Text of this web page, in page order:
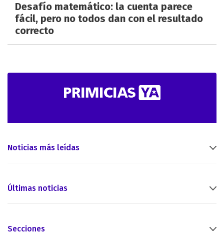
Desafío matemático: la cuenta parece
fácil, pero no todos dan con el resultado
correcto
Noticias más leídas
Últimas noticias
Secciones